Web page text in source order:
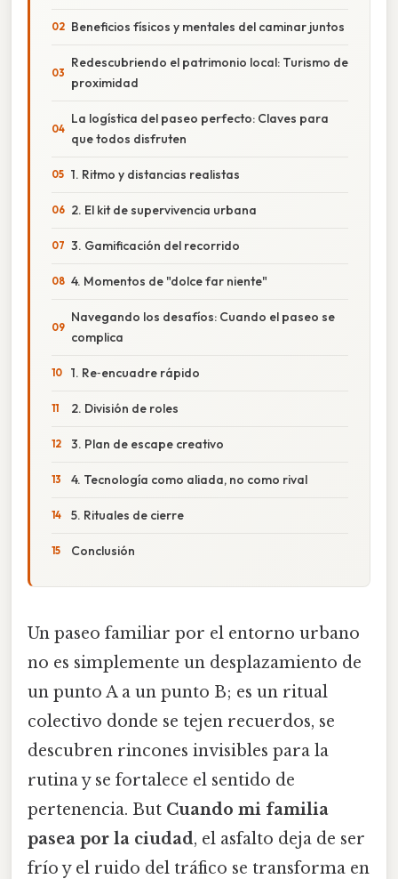
Beneficios físicos y mentales del caminar juntos
Redescubriendo el patrimonio local: Turismo de
proximidad
La logística del paseo perfecto: Claves para
que todos disfruten
1. Ritmo y distancias realistas
2. El kit de supervivencia urbana
3. Gamificación del recorrido
4. Momentos de "dolce far niente"
Navegando los desafíos: Cuando el paseo se
complica
1. Re‑encuadre rápido
2. División de roles
3. Plan de escape creativo
4. Tecnología como aliada, no como rival
5. Rituales de cierre
Conclusión
Un paseo familiar por el entorno urbano
no es simplemente un desplazamiento de
un punto A a un punto B; es un ritual
colectivo donde se tejen recuerdos, se
descubren rincones invisibles para la
rutina y se fortalece el sentido de
pertenencia. But Cuando mi familia
pasea por la ciudad, el asfalto deja de ser
frío y el ruido del tráfico se transforma en